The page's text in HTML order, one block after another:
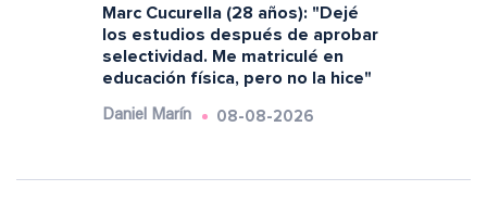
Marc Cucurella (28 años): "Dejé
los estudios después de aprobar
selectividad. Me matriculé en
educación física, pero no la hice"
Daniel Marín 08-08-2026